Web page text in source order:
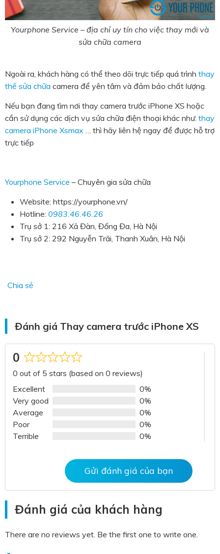
Yourphone Service – địa chỉ uy tín cho việc thay mới và
sửa chữa camera
Ngoài ra, khách hàng có thể theo dõi trực tiếp quá trình thay
thế sửa chữa camera để yên tâm và đảm bảo chất lượng.
Nếu bạn đang tìm nơi thay camera trước iPhone XS hoặc
cần sử dụng các dịch vụ sửa chữa điện thoại khác như: thay
camera iPhone Xsmax … thì hãy liên hệ ngay để được hỗ trợ
trực tiếp
Yourphone Service – Chuyên gia sửa chữa
Website: https://yourphone.vn/
Hotline: 0983.46.46.26
Trụ sở 1: 216 Xã Đàn, Đống Đa, Hà Nội
Trụ sở 2: 292 Nguyễn Trãi, Thanh Xuân, Hà Nội
Chia sẻ
Đánh giá Thay camera trước iPhone XS
0
Rated
0
out
of
5
0 out of 5 stars (based on 0 reviews)
Excellent
0%
Very good
0%
Average
0%
Poor
0%
Terrible
0%
Gửi đánh giá của bạn
Đánh giá của khách hàng
There are no reviews yet. Be the first one to write one.